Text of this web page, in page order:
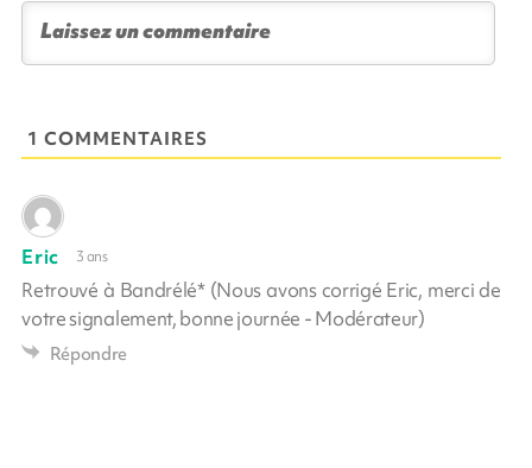
1 COMMENTAIRES
Eric 3 ans
Retrouvé à Bandrélé* (Nous avons corrigé Eric, merci de
votre signalement, bonne journée - Modérateur)
Répondre